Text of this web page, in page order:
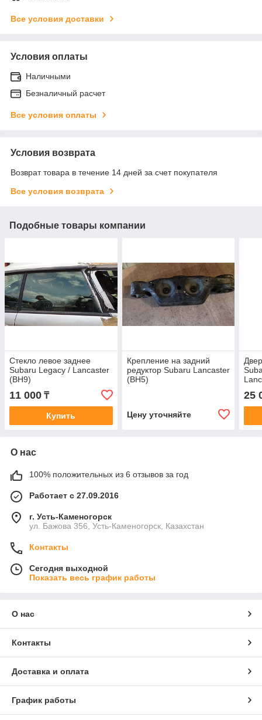
Все условия доставки
Условия оплаты
Наличными
Безналичный расчет
Все условия оплаты
Условия возврата
Возврат товара в течение 14 дней за счет покупателя
Все условия возврата
Подобные товары компании
Стекло левое заднее
Subaru Legacy / Lancaster
(BH9)
11 000 ₸
Купить
Крепление на задний
редуктор Subaru Lancaster
(BH5)
Цену уточняйте
25
О нас
100% положительных из 6 отзывов за год
Работает с 27.09.2016
г. Усть-Каменогорск
ул. Бажова 356, Усть-Каменогорск, Казахстан
Контакты
Сегодня выходной
Показать весь график работы
О нас
Контакты
Доставка и оплата
График работы